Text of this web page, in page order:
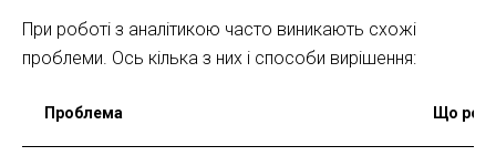
При роботі з аналітикою часто виникають схожі
проблеми. Ось кілька з них і способи вирішення:
Проблема Що